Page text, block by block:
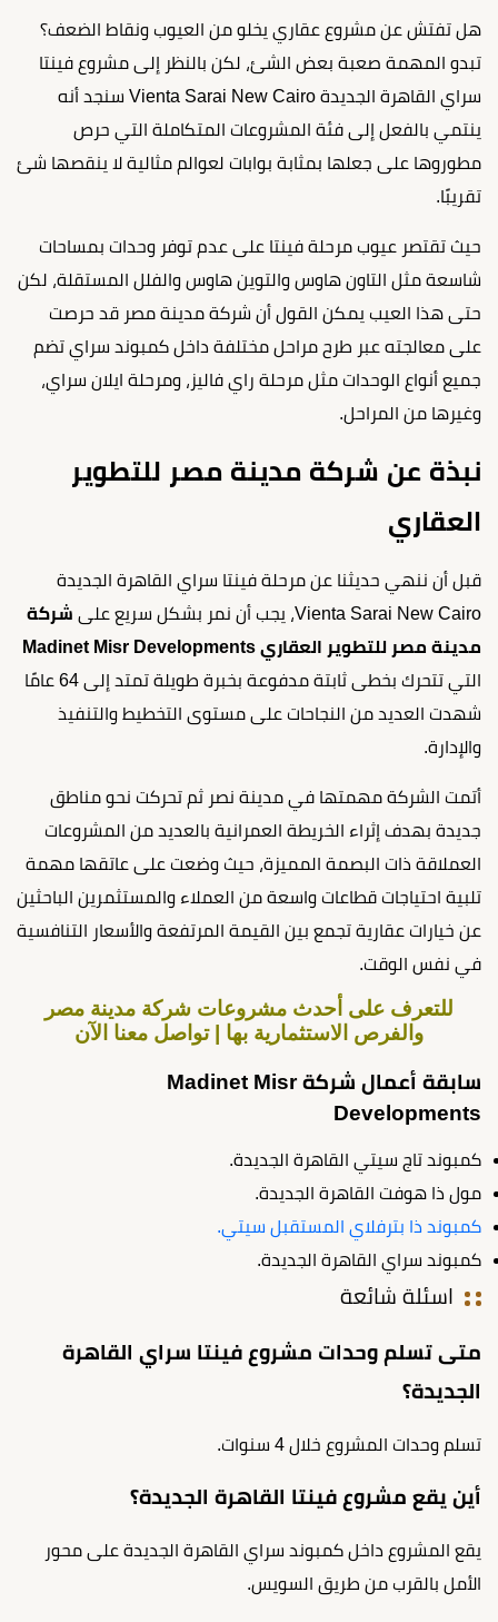
هل تفتش عن مشروع عقاري يخلو من العيوب ونقاط الضعف؟
تبدو المهمة صعبة بعض الشئ، لكن بالنظر إلى مشروع فينتا
سراي القاهرة الجديدة Vienta Sarai New Cairo سنجد أنه
ينتمي بالفعل إلى فئة المشروعات المتكاملة التي حرص
مطوروها على جعلها بمثابة بوابات لعوالم مثالية لا ينقصها شئ
تقريبًا.
حيث تقتصر عيوب مرحلة فينتا على عدم توفر وحدات بمساحات
شاسعة مثل التاون هاوس والتوين هاوس والفلل المستقلة، لكن
حتى هذا العيب يمكن القول أن شركة مدينة مصر قد حرصت
على معالجته عبر طرح مراحل مختلفة داخل كمبوند سراي تضم
جميع أنواع الوحدات مثل مرحلة راي فاليز، ومرحلة ايلان سراي،
وغيرها من المراحل.
نبذة عن شركة مدينة مصر للتطوير
العقاري
قبل أن ننهي حديثنا عن مرحلة فينتا سراي القاهرة الجديدة
Vienta Sarai New Cairo، يجب أن نمر بشكل سريع على
شركة
مدينة مصر للتطوير العقاري Madinet Misr Developments
التي تتحرك بخطى ثابتة مدفوعة بخبرة طويلة تمتد إلى 64 عامًا
شهدت العديد من النجاحات على مستوى التخطيط والتنفيذ
والإدارة.
أتمت الشركة مهمتها في مدينة نصر ثم تحركت نحو مناطق
جديدة بهدف إثراء الخريطة العمرانية بالعديد من المشروعات
العملاقة ذات البصمة المميزة، حيث وضعت على عاتقها مهمة
تلبية احتياجات قطاعات واسعة من العملاء والمستثمرين الباحثين
عن خيارات عقارية تجمع بين القيمة المرتفعة والأسعار التنافسية
في نفس الوقت.
للتعرف على أحدث مشروعات شركة مدينة مصر
والفرص الاستثمارية بها | تواصل معنا الآن
سابقة أعمال شركة Madinet Misr
Developments
كمبوند تاج سيتي القاهرة الجديدة.
مول ذا هوفت القاهرة الجديدة.
كمبوند ذا بترفلاي المستقبل سيتي.
كمبوند سراي القاهرة الجديدة.
اسئلة شائعة
متى تسلم وحدات مشروع فينتا سراي القاهرة
الجديدة؟
تسلم وحدات المشروع خلال 4 سنوات.
أين يقع مشروع فينتا القاهرة الجديدة؟
يقع المشروع داخل كمبوند سراي القاهرة الجديدة على محور
الأمل بالقرب من طريق السويس.